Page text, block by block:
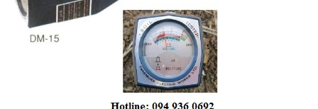
Search
for:
Trang chủ